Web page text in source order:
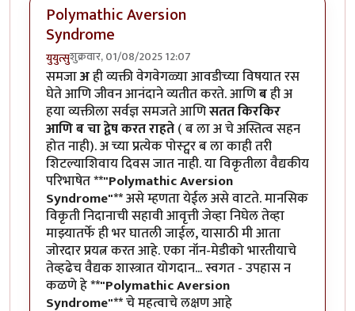
Polymathic Aversion
Syndrome
युयुत्सुशुक्रवार, 01/08/2025 12:07
समजाअही व्यक्ती वेगवेगळ्या आवडीच्या विषयात रस
घेते आणि जीवन आनंदाने व्यतीत करते. आणिबही अ
हया व्यक्तीला सर्वज्ञ समजते आणिसतत किरकिर
आणि ब चा द्वेष करत राहते( ब ला अ चे अस्तित्व सहन
होत नाही). अ च्या प्रत्येक पोस्ट्वर ब ला काही तरी
शिटल्याशिवाय दिवस जात नाही. या विकृतीला वैद्यकीय
परिभाषेत**"Polymathic Aversion
Syndrome"**असे म्हणता येईल असे वाटते. मानसिक
विकृती निदानाची सहावी आवृत्ती जेव्हा निघेल तेव्हा
माझ्यातर्फे ही भर घातली जाईल, यासाठी मी आता
जोरदार प्रयत्न करत आहे. एका नॉन-मेडीको भारतीयाचे
तेव्हढेच वैद्यक शास्त्रात योगदान... स्वगत - उपहास न
कळणे हे**"Polymathic Aversion
Syndrome"**चे महत्वाचे लक्षण आहे